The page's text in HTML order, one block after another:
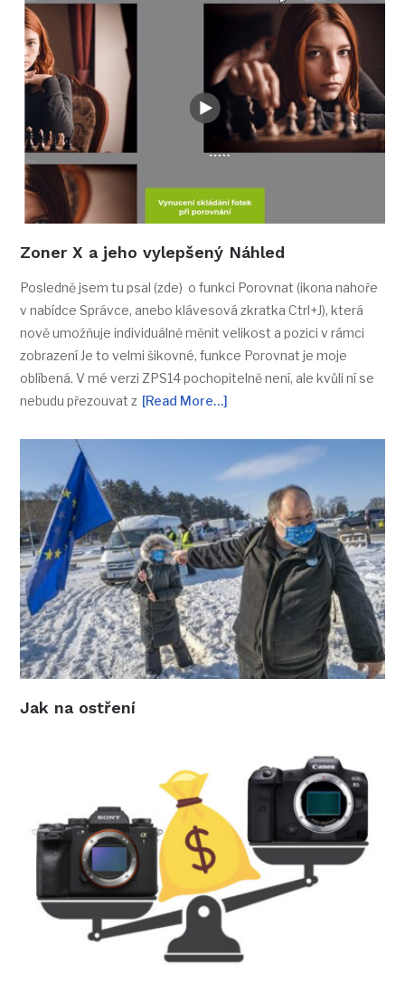
Zoner X a jeho vylepšený Náhled
Posledně jsem tu psal (zde) o funkci Porovnat (ikona nahoře
v nabídce Správce, anebo klávesová zkratka Ctrl+J), která
nově umožňuje individuálně měnit velikost a pozici v rámci
zobrazení Je to velmi šikovné, funkce Porovnat je moje
oblíbená. V mé verzi ZPS14 pochopitelně není, ale kvůli ní se
nebudu přezouvat z [Read More…]
Jak na ostření